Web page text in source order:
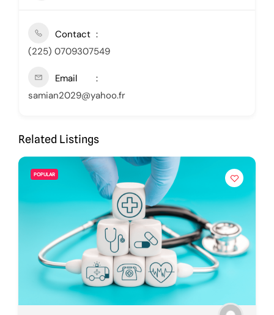
Contact
(225) 0709307549
Email
samian2029@yahoo.fr
Related Listings
POPULAR